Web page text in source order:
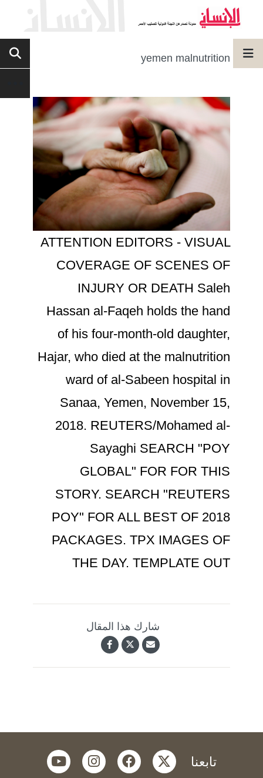
yemen malnutrition
ATTENTION EDITORS - VISUAL
COVERAGE OF SCENES OF
INJURY OR DEATH Saleh
Hassan al-Faqeh holds the hand
of his four-month-old daughter,
Hajar, who died at the malnutrition
ward of al-Sabeen hospital in
Sanaa, Yemen, November 15,
2018. REUTERS/Mohamed al-
Sayaghi SEARCH "POY
GLOBAL" FOR FOR THIS
STORY. SEARCH "REUTERS
POY" FOR ALL BEST OF 2018
PACKAGES. TPX IMAGES OF
THE DAY. TEMPLATE OUT
شارك هذا المقال
تابعنا twitter
facebook
instagram
youtube